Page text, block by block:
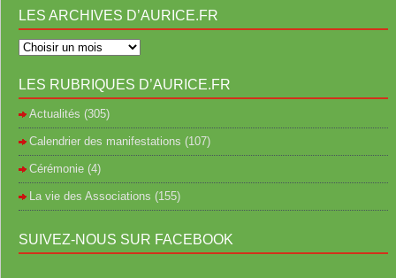
LES ARCHIVES D’AURICE.FR
LES RUBRIQUES D’AURICE.FR
Actualités (305)
Calendrier des manifestations (107)
Cérémonie (4)
La vie des Associations (155)
SUIVEZ-NOUS SUR FACEBOOK